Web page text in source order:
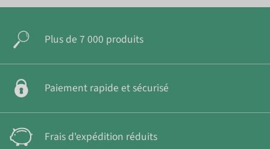
Plus de 7 000 produits
Paiement rapide et sécurisé
Frais d'expédition réduits